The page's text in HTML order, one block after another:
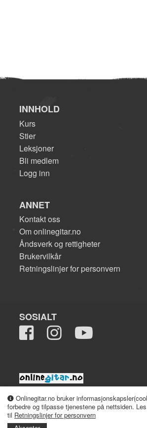
Onlinegitar.no bruker
forbedre og tilpasse tjenestene på nettsiden.
til Retningslinjer for personvern
INNHOLD
Kurs
Stier
Leksjoner
Bli medlem
Logg inn
ANNET
Kontakt oss
Om onlinegitar.no
Åndsverk og rettigheter
Brukervilkår
Retningslinjer for personvern
SOSIALT
2008-2026 onlinegitar.no